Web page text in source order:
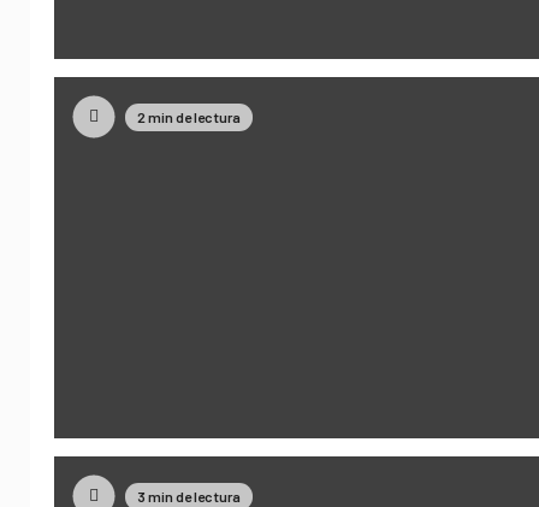
2 min de lectura
3 min de lectura